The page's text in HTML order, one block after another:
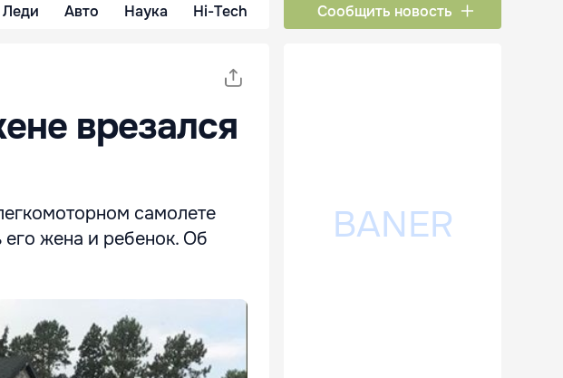
Леди Авто Наука Hi-Tech Сообщить новость
врезался
самолете
жена и ребенок. Об